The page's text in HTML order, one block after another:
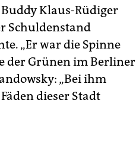
Klaus-Rüdiger
Schuldenstand
„Er war die Spinne
der Grünen im Berliner
„Bei ihm
dieser Stadt